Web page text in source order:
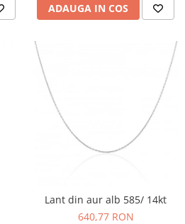
ADAUGA IN COS
Lant din aur alb 585/ 14kt
640,77 RON